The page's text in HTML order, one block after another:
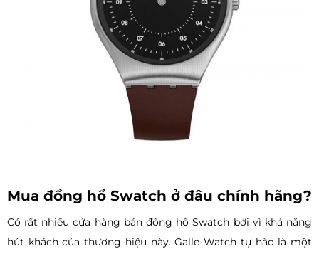
Mua đồng hồ Swatch ở đâu chính hãng?
Có rất nhiều cửa hàng bán đồng hồ Swatch bởi vì khả năng
hút khách của thương hiệu này. Galle Watch tự hào là một